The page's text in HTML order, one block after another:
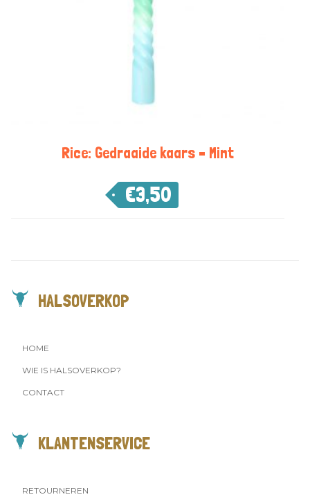
Rice: Gedraaide kaars – Mint
€3,50
HALSOVERKOP
HOME
WIE IS HALSOVERKOP?
CONTACT
KLANTENSERVICE
RETOURNEREN